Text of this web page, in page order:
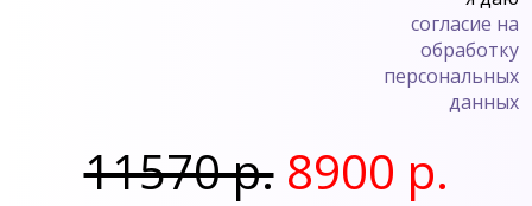
согласие на
обработку
персональных
данных
11570 р. 8900 р.